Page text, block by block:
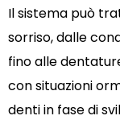
Il sistema può
sorriso, dalle
fino alle
con situazioni
denti in fase di